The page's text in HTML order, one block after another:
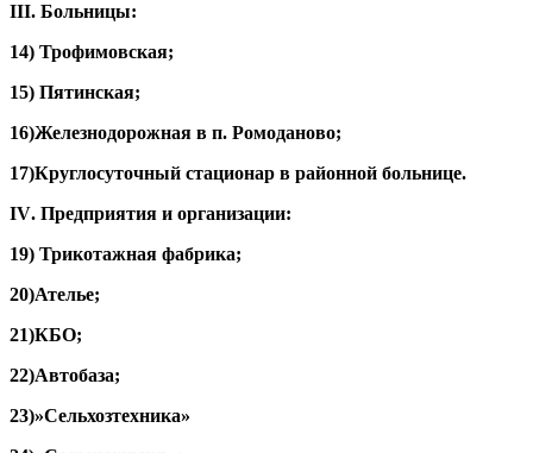
III. Больницы:
14) Трофимовская;
15) Пятинская;
16)Железнодорожная в п. Ромоданово;
17)Круглосуточный стационар в районной больнице.
IV. Предприятия и организации:
19) Трикотажная фабрика;
20)Ателье;
21)КБО;
22)Автобаза;
23)»Сельхозтехника»